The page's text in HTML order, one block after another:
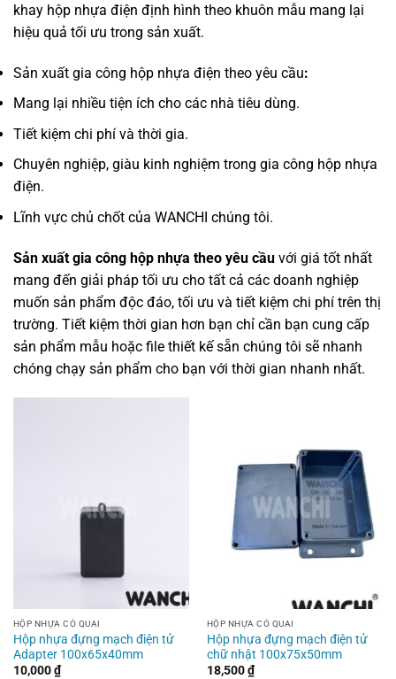
khay hộp nhựa điện định hình theo khuôn mẫu mang lại
hiệu quả tối ưu trong sản xuất.
Sản xuất gia công hộp nhựa điện theo yêu cầu:
Mang lại nhiều tiện ích cho các nhà tiêu dùng.
Tiết kiệm chi phí và thời gia.
Chuyên nghiệp, giàu kinh nghiệm trong gia công hộp nhựa
điện.
Lĩnh vực chủ chốt của WANCHI chúng tôi.
Sản xuất gia công hộp nhựa theo yêu cầu với giá tốt nhất
mang đến giải pháp tối ưu cho tất cả các doanh nghiệp
muốn sản phẩm độc đáo, tối ưu và tiết kiệm chi phí trên thị
trường. Tiết kiệm thời gian hơn bạn chỉ cần bạn cung cấp
sản phẩm mẫu hoặc file thiết kế sẵn chúng tôi sẽ nhanh
chóng chạy sản phẩm cho bạn với thời gian nhanh nhất.
HỘP NHỰA CÓ QUAI
Hộp nhựa đựng mạch điện tử
Adapter 100x65x40mm
10,000₫
HỘP NHỰA CÓ QUAI
Hộp nhựa đựng mạch điện tử
chữ nhật 100x75x50mm
18,500₫